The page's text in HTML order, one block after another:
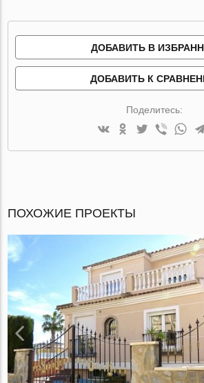
ДОБАВИТЬ В
ДОБАВИТЬ К
Поделитесь:
ПОХОЖИЕ ПРОЕКТЫ